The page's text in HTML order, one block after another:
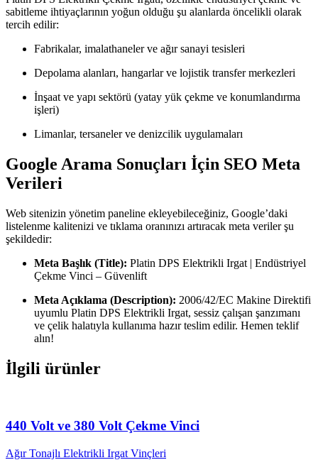
sabitleme ihtiyaçlarının yoğun olduğu şu alanlarda öncelikli olarak
tercih edilir:
Fabrikalar, imalathaneler ve ağır sanayi tesisleri
Depolama alanları, hangarlar ve lojistik transfer merkezleri
İnşaat ve yapı sektörü (yatay yük çekme ve konumlandırma
işleri)
Limanlar, tersaneler ve denizcilik uygulamaları
Google Arama Sonuçları İçin SEO Meta
Verileri
Web sitenizin yönetim paneline ekleyebileceğiniz, Google’daki
listelenme kalitenizi ve tıklama oranınızı artıracak meta veriler şu
şekildedir:
Meta Başlık (Title): Platin DPS Elektrikli Irgat | Endüstriyel
Çekme Vinci – Güvenlift
Meta Açıklama (Description): 2006/42/EC Makine Direktifi
uyumlu Platin DPS Elektrikli Irgat, sessiz çalışan şanzımanı
ve çelik halatıyla kullanıma hazır teslim edilir. Hemen teklif
alın!
İlgili ürünler
440 Volt ve 380 Volt Çekme Vinci
Ağır Tonajlı Elektrikli Irgat Vinçleri